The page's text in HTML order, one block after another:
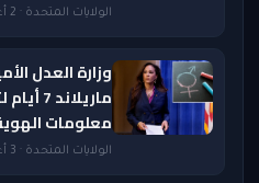
الولايات المتحدة · 2 أغسطس 2026 — 3:35 PM
وزارة العدل
معلومات
الولايات المتحدة · 3 أغسطس 2026 — 11:05 PM